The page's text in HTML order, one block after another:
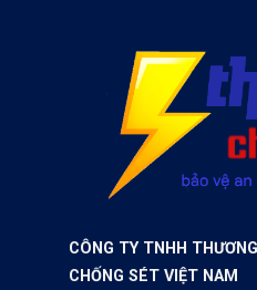
CÔNG TY TNHH
CHỐNG SÉT VIỆT NAM